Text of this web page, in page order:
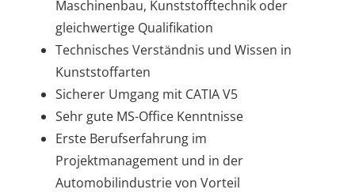
Maschinenbau, Kunststofftechnik oder
gleichwertige Qualifikation
Technisches Verständnis und Wissen in
Kunststoffarten
Sicherer Umgang mit CATIA V5
Sehr gute MS-Office Kenntnisse
Erste Berufserfahrung im
Projektmanagement und in der
Automobilindustrie von Vorteil